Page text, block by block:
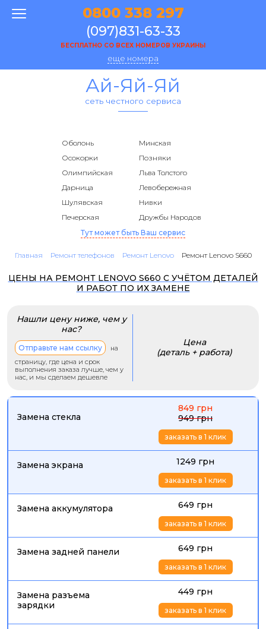
0800 338 297
(097)831-63-33
БЕСПЛАТНО СО ВСЕХ НОМЕРОВ УКРАИНЫ
еще номера
Ай-Яй-Яй
сеть честного сервиса
Оболонь
Минская
Осокорки
Позняки
Олимпийская
Льва Толстого
Дарница
Левобережная
Шулявская
Нивки
Печерская
Дружбы Народов
Тут может быть Ваш сервис
Главная Ремонт телефонов Ремонт Lenovo Ремонт Lenovo S660
ЦЕНЫ НА РЕМОНТ LENOVO S660 С УЧЁТОМ ДЕТАЛЕЙ
И РАБОТ ПО ИХ ЗАМЕНЕ
Нашли цену ниже, чем у
нас?
Отправьте нам ссылку
на
страницу, где цена и срок
выполнения заказа лучше, чем у
нас, и мы сделаем дешевле
Цена
(деталь + работа)
Замена стекла
849 грн
949 грн
заказать в 1 клик
Замена экрана 1249 грн
заказать в 1 клик
Замена аккумулятора 649 грн
заказать в 1 клик
Замена задней панели 649 грн
заказать в 1 клик
Замена разъема
зарядки
449 грн
заказать в 1 клик